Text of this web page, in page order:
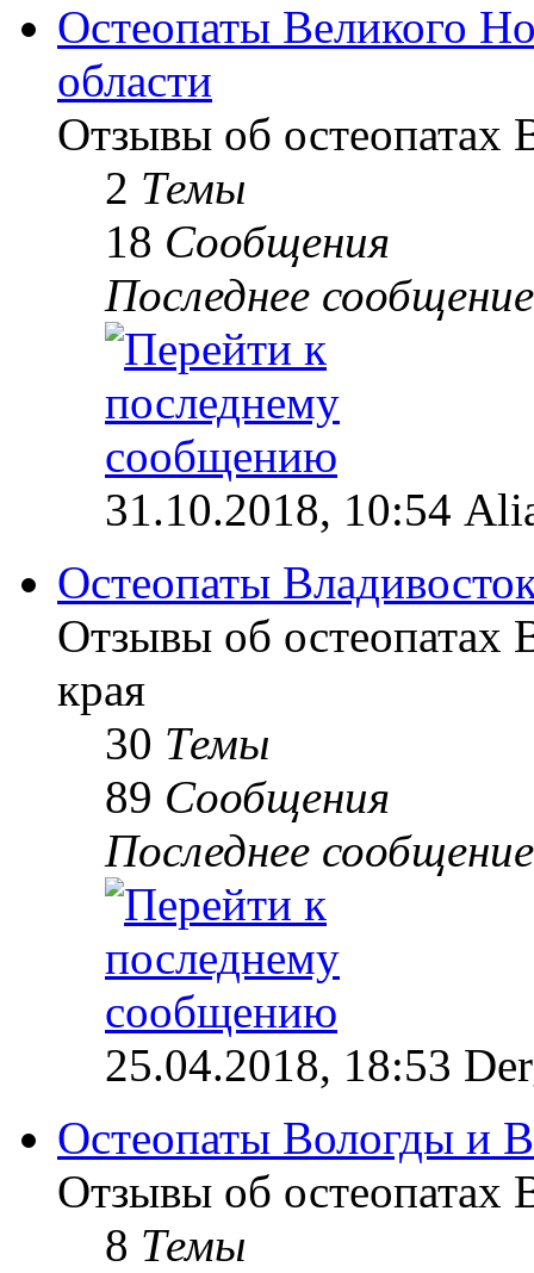
Остеопаты Великого
области
Отзывы об остеопатах
2 Темы
18 Сообщения
Последнее сообщение
31.10.2018, 10:54
Остеопаты
Отзывы об остеопатах
края
30 Темы
89 Сообщения
Последнее сообщение
25.04.2018, 18:53
Остеопаты Вологды и
Отзывы об остеопатах
8 Темы